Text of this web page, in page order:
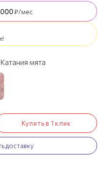
₽/мес
Катания мята
Купить в 1 клик
доставку